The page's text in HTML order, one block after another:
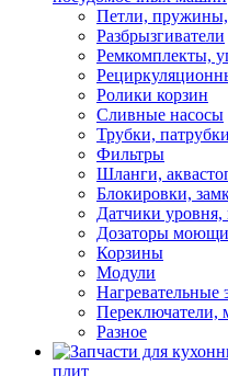
Петли, пружины,
Разбрызгиватели
Ремкомплекты,
Ролики корзин
Сливные насосы
Трубки, патрубки
Фильтры
Шланги,
Блокировки,
Датчики уровня,
Дозаторы
Корзины
Модули
Нагревательные
Переключатели,
Разное
плит